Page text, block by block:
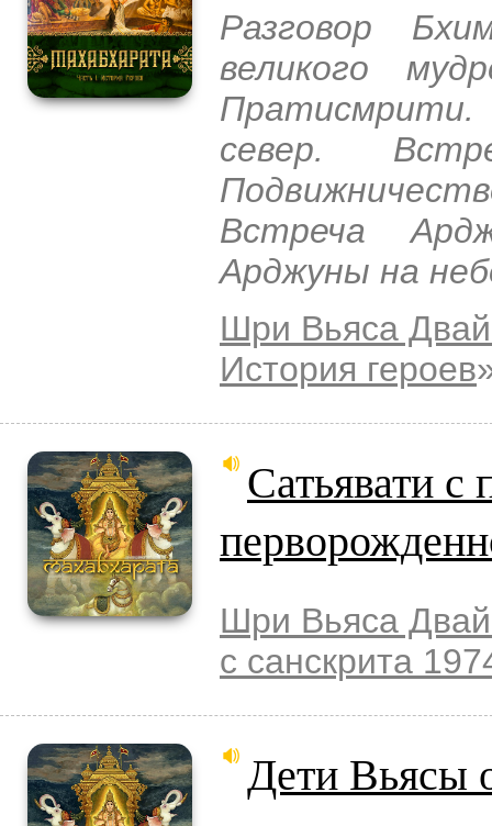
Разговор
великого
север.
Встреча
Арджуны на
Шри Вьяса
История героев
Сатьявати
Шри Вьяса
с санскрита
Дети Вьясы